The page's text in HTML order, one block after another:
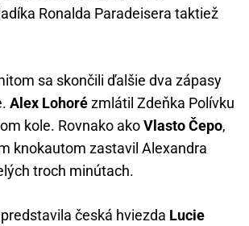
Ronalda Paradeisera taktiež
sa skončili ďalšie dva zápasy
Alex Lohorézmlátil Zdeňka Polívku
kole. Rovnako akoVlasto Čepo,
knokautom zastavil Alexandra
troch minútach.
česká hviezda Lucie